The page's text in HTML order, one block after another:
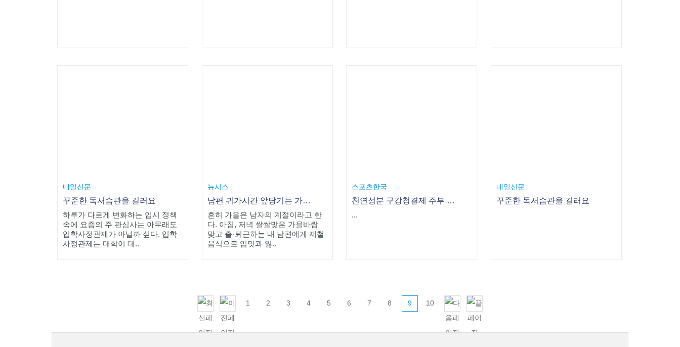
내일신문
꾸준한 독서습관을 길러요
하루가 다르게 변화하는 입시 정책
속에 요즘의 주 관심사는 아무래도
입학사정관제가 아닐까 싶다. 입학
사정관제는 대학이 대..
뉴시스
남편 귀가시간 앞당기는 가을별미는?
흔히 가을은 남자의 계절이라고 한
다. 아침, 저녁 쌀쌀맞은 가을바람
맞고 출·퇴근하는 내 남편에게 제철
음식으로 입맛과 잃..
스포츠한국
천연성분 구강청결제 주부 체험단 모집
...
내일신문
꾸준한 독서습관을 길러요
1 2 3 4 5 6 7 8 9 10